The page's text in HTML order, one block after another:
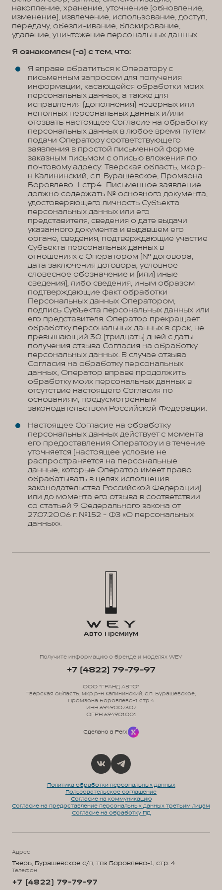
накопление, хранение, уточнение (обновление,
изменение), извлечение, использование, доступ,
передачу, обезличивание, блокирование,
удаление, уничтожение персональных данных.
Я ознакомлен (-а) с тем, что:
Я вправе обратиться к Оператору с
письменным запросом для получения
информации, касающейся обработки моих
персональных данных, а также для
исправления (дополнения) неверных или
неполных персональных данных и/или
отозвать настоящее Согласие на обработку
персональных данных в любое время путем
подачи Оператору соответствующего
заявления в простой письменной форме
заказным письмом с описью вложения по
почтовому адресу: Тверская область, мкр.р-
н Калининский, с.п. Бурашевское, Промзона
Боровлево-1 стр.4 . Письменное заявление
должно содержать № основного документа,
удостоверяющего личность Субъекта
персональных данных или его
представителя, сведения о дате выдачи
указанного документа и выдавшем его
органе, сведения, подтверждающие участие
Субъекта персональных данных в
отношениях с Оператором (№ договора,
дата заключения договора, условное
словесное обозначение и (или) иные
сведения), либо сведения, иным образом
подтверждающие факт обработки
Персональных данных Оператором,
подпись Субъекта персональных данных или
его представителя. Оператор прекращает
обработку персональных данных в срок, не
превышающий 30 (тридцать) дней с даты
получения отзыва Согласия на обработку
персональных данных. В случае отзыва
Согласия на обработку персональных
данных, Оператор вправе продолжить
обработку моих персональных данных в
отсутствие настоящего Согласия по
основаниям, предусмотренным
законодательством Российской Федерации.
Настоящее Согласие на обработку
персональных данных действует с момента
его предоставления Оператору и в течение
уточняется (настоящее условие не
распространяется на персональные
данные, которые Оператор имеет право
обрабатывать в целях исполнения
законодательства Российской Федерации)
или до момента его отзыва в соответствии
со статьей 9 Федерального закона от
27.07.2006 г. №152 - ФЗ «О персональных
данных».
Политика обработки персональных данных
Пользовательское соглашение
Согласие на коммуникацию
Согласие на предоставление персональных данных третьим лицам
Согласие на обработку ПД
Авто Премиум
Получите информацию о бренде и моделях WEY
+7 (4822) 79-79-97
ООО "ГРАНД АВТО"
Тверская область, мкр.р-н Калининский, с.п. Бурашевское,
Промзона Боровлево-1 стр.4
ИНН 6949007307
ОГРН 694901001
Сделано в Perx
Адрес
Тверь, Бурашевское с/п, тпз Боровлево-1, стр. 4
Телефон
+7 (4822) 79-79-97